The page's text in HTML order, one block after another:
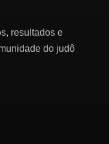
resultados e
do judô